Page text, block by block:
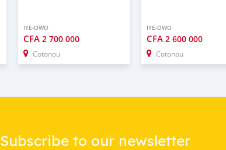
IYE-OWO
CFA 2 700 000
Cotonou
IYE-OWO
CFA 2 600 000
Cotonou
Subscribe to our newsletter